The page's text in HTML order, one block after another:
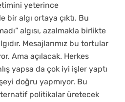
yeterince
bir algı ortaya çıktı. Bu
algısı, azalmakla birlikte
Mesajlarımız bu tortular
Ama açılacak. Herkes
yapsa da çok iyi işler yaptı
doğru yapmıyor. Bu
politikalar üretecek